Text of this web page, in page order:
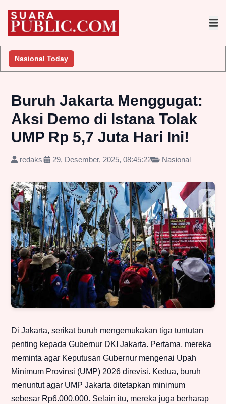
Nasional Today
Buruh Jakarta Menggugat:
Aksi Demo di Istana Tolak
UMP Rp 5,7 Juta Hari Ini!
redaksi 29, Desember, 2025, 08:45:22 Nasional
Di Jakarta, serikat buruh mengemukakan tiga tuntutan
penting kepada Gubernur DKI Jakarta. Pertama, mereka
meminta agar Keputusan Gubernur mengenai Upah
Minimum Provinsi (UMP) 2026 direvisi. Kedua, buruh
menuntut agar UMP Jakarta ditetapkan minimum
sebesar Rp6.000.000. Selain itu, mereka juga berharap